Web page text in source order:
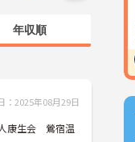
年収順
：2025年08月29日
康生会 鶯宿温